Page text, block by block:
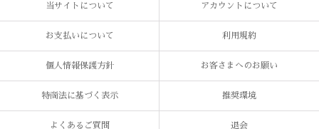
当サイトについて アカウントについて
お支払いについて 利用規約
個人情報保護方針 お客さまへのお願い
特商法に基づく表示 推奨環境
よくあるご質問 退会